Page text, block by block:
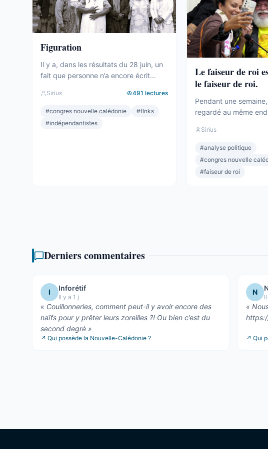
Figuration
Il y a, dans les résultats du 28 juin, un
fait que personne n’a encore écrit
obtient 19 sièges au Congrès. Dix-
neuf. C’est un chiffre respectable – le
deuxième bloc de l’hémicycle, plus
Sirius 491 lectures
#congres nouvelle calédonie #flnks
#indépendantistes
Le faiseur de roi
le faiseur de roi.
Pendant une
regardé au même
Océanien. Le faiseur
celui qui penche et
Depuis 2019, la
Sirius
#analyse politique
#congres nouvelle
#faiseur de roi
Derniers commentaires
I Inforétif
Il y a 1 j
« Couillonneries, comment peut-il y avoir encore des
naïfs pour y prêter leurs zoreilles ?! Ou bien c’est du
second degré »
↗ Qui possède la Nouvelle-Calédonie ?
N
Il
«
↗ Qui